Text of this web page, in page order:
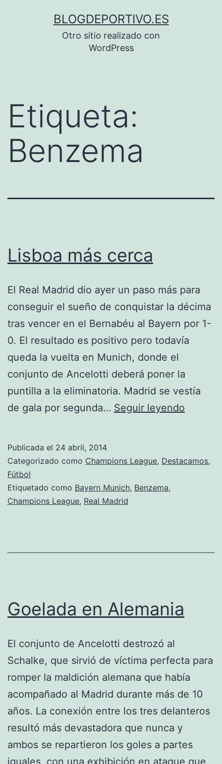
BLOGDEPORTIVO.ES
Otro sitio realizado con
WordPress
Etiqueta:
Benzema
Lisboa más cerca
El Real Madrid dio ayer un paso más para
conseguir el sueño de conquistar la décima
tras vencer en el Bernabéu al Bayern por 1-
0. El resultado es positivo pero todavía
queda la vuelta en Munich, donde el
conjunto de Ancelotti deberá poner la
puntilla a la eliminatoria. Madrid se vestía
de gala por segunda… Seguir leyendo
Publicada el 24 abril, 2014
Categorizado como Champions League, Destacamos,
Fútbol
Etiquetado como Bayern Munich, Benzema,
Champions League, Real Madrid
Goelada en Alemania
El conjunto de Ancelotti destrozó al
Schalke, que sirvió de víctima perfecta para
romper la maldición alemana que había
acompañado al Madrid durante más de 10
años. La conexión entre los tres delanteros
resultó más devastadora que nunca y
ambos se repartieron los goles a partes
iguales, con una exhibición en ataque que